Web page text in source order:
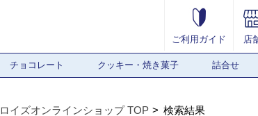
ご利用ガイド 店
チョコレート クッキー・焼き菓子 詰合せ
ロイズオンラインショップ TOP 検索結果